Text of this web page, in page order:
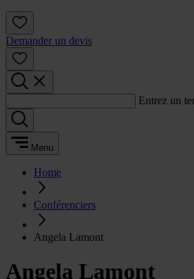
Demander un devis
Entrez un
Menu
Home
Conférenciers
Angela Lamont
Angela Lamont